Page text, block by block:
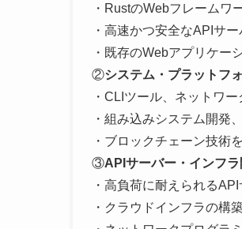
・RustのWebフレームワ
・高速かつ安全なAPIサ
・既存のWebアプリケー
②システム・プラットフ
・CLIツール、ネットワ
・組み込みシステム開発
・ブロックチェーン技術
③APIサーバー・インフ
・高負荷に耐えられる
・クラウドインフラの構